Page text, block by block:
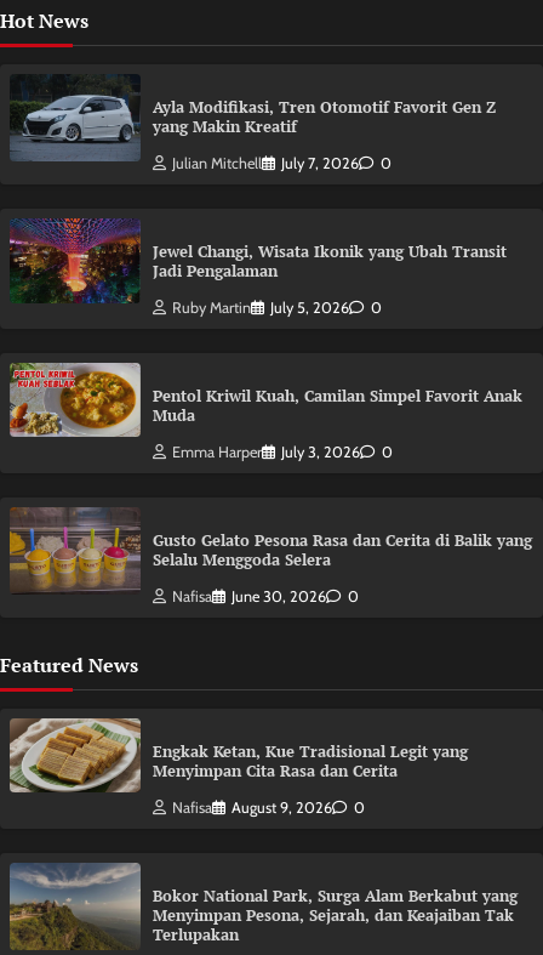
Hot News
Ayla Modifikasi, Tren Otomotif Favorit Gen Z
yang Makin Kreatif
Julian Mitchell July 7, 2026 0
Jewel Changi, Wisata Ikonik yang Ubah Transit
Jadi Pengalaman
Ruby Martin July 5, 2026 0
Pentol Kriwil Kuah, Camilan Simpel Favorit Anak
Muda
Emma Harper July 3, 2026 0
Gusto Gelato Pesona Rasa dan Cerita di Balik yang
Selalu Menggoda Selera
Nafisa June 30, 2026 0
Featured News
Engkak Ketan, Kue Tradisional Legit yang
Menyimpan Cita Rasa dan Cerita
Nafisa August 9, 2026 0
Bokor National Park, Surga Alam Berkabut yang
Menyimpan Pesona, Sejarah, dan Keajaiban Tak
Terlupakan